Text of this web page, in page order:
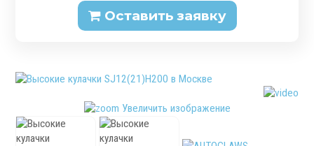
Ручные токарные патроны
Механизированные патроны
Гидроцилиндры
Аксессуары для токарных патронов
Оставить заявку
Увеличить изображение